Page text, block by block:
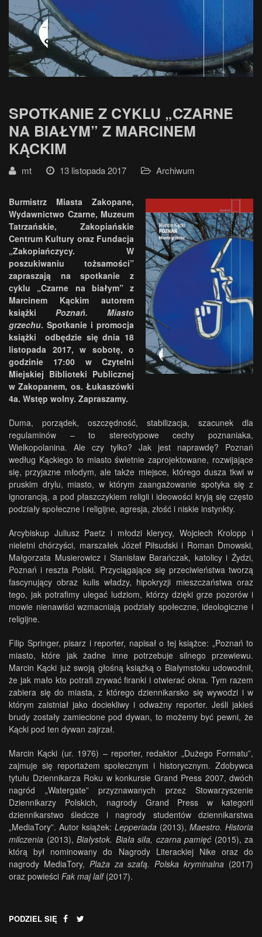
SPOTKANIE Z CYKLU „CZARNE
NA BIAŁYM” Z MARCINEM
KĄCKIM
mt 13 listopada 2017 Archiwum
Burmistrz Miasta Zakopane,
Wydawnictwo Czarne, Muzeum
Tatrzańskie, Zakopiańskie
Centrum Kultury oraz Fundacja
„Zakopiańczycy. W
poszukiwaniu tożsamości”
zapraszają na spotkanie z
cyklu „Czarne na białym” z
Marcinem Kąckim autorem
książki Poznań. Miasto
grzechu. Spotkanie i promocja
książki
odbędzie się dnia 18
listopada 2017, w sobotę, o
godzinie 17:00 w Czytelni
Miejskiej Biblioteki Publicznej
w Zakopanem, os. Łukaszówki
4a. Wstęp wolny. Zapraszamy.
Duma, porządek, oszczędność, stabilizacja, szacunek dla
regulaminów – to stereotypowe cechy poznaniaka,
Wielkopolanina. Ale czy tylko? Jak jest naprawdę? Poznań
według Kąckiego to miasto świetnie zaprojektowane, rozwijające
się, przyjazne młodym, ale także miejsce, którego dusza tkwi w
pruskim drylu, miasto, w którym zaangażowanie spotyka się z
ignorancją, a pod płaszczykiem religii i ideowości kryją się często
podziały społeczne i religijne, agresja, złość i niskie instynkty.
Arcybiskup Juliusz Paetz i młodzi klerycy, Wojciech Krolopp i
nieletni chórzyści, marszałek Józef Piłsudski i Roman Dmowski,
Małgorzata Musierowicz i Stanisław Barańczak, katolicy i Żydzi,
Poznań i reszta Polski. Przyciągające się przeciwieństwa tworzą
fascynujący obraz kulis władzy, hipokryzji mieszczaństwa oraz
tego, jak potrafimy ulegać ludziom, którzy dzięki grze pozorów i
mowie nienawiści wzmacniają podziały społeczne, ideologiczne i
religijne.
Filip Springer, pisarz i reporter, napisał o tej książce: „Poznań to
miasto, które jak żadne inne potrzebuje silnego przewiewu.
Marcin Kącki już swoją głośną książką o Białymstoku udowodnił,
że jak mało kto potrafi zrywać firanki i otwierać okna. Tym razem
zabiera się do miasta, z którego dziennikarsko się wywodzi i w
którym zaistniał jako dociekliwy i odważny reporter. Jeśli jakieś
brudy zostały zamiecione pod dywan, to możemy być pewni, że
Kącki pod ten dywan zajrzał.
Marcin Kącki (ur. 1976) – reporter, redaktor „Dużego Formatu”,
zajmuje się reportażem społecznym i historycznym. Zdobywca
tytułu Dziennikarza Roku w konkursie Grand Press 2007, dwóch
nagród „Watergate” przyznawanych przez Stowarzyszenie
Dziennikarzy Polskich, nagrody Grand Press w kategorii
dziennikarstwo śledcze i nagrody studentów dziennikarstwa
„MediaTory”. Autor książek: Lepperiada (2013), Maestro. Historia
milczenia (2013), Białystok. Biała siła, czarna pamięć (2015), za
którą był nominowany do Nagrody Literackiej Nike oraz do
nagrody MediaTory, Plaża za szafą. Polska kryminalna (2017)
oraz powieści Fak maj lalf(2017).
PODZIEL SIĘ